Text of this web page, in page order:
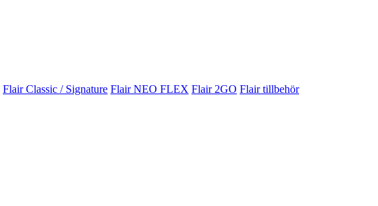
Flair Classic / Signature Flair NEO FLEX Flair 2GO Flair tillbehör